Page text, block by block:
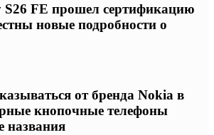
S26 FE прошел сертификацию
новые подробности о
от бренда Nokia в
кнопочные телефоны
названия